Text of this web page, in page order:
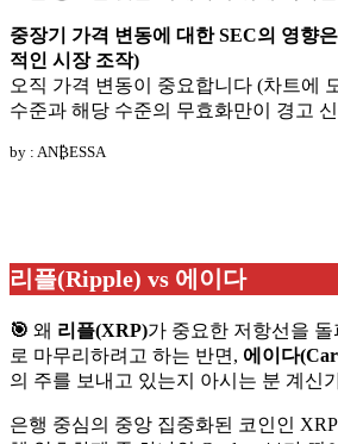
중장기 가격 변동에 대한 SEC의 영향
적인 시장 조작)
오직 가격 변동이 중요합니다 (차트에
수준과 해당 수준의 무효화만이 경고
by : AN₿ESSA
리플(Ripple) vs 에이다
🎯 왜 리플(XRP)가 중요한 저항선을
로 마무리하려고 하는 반면, 에이다
의 주를 보내고 있는지 아시는 분 계신
은행 중심의 중앙 집중화된 코인인